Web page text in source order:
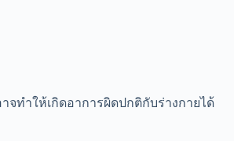
ทำให้เกิดอาการผิดปกติกับร่างกายได้